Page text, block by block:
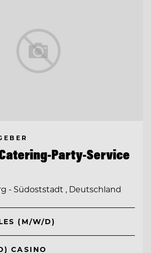
Party-Service
- Südoststadt , Deutschland
(M/W/D)
CASINO